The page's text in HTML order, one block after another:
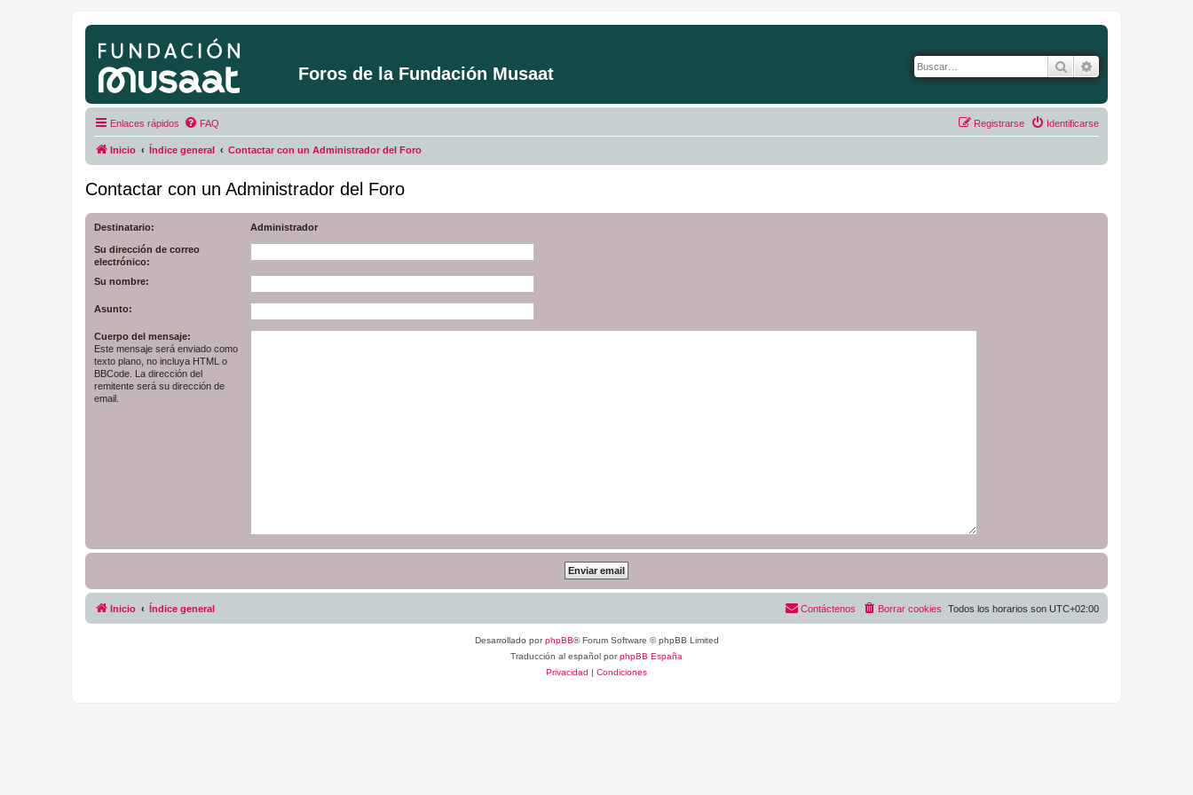
Foros de la Fundación Musaat Buscar
Enlaces rápidos FAQ Identificarse
Registrarse
Inicio Índice general Contactar con un Administrador del Foro
Contactar con un Administrador del Foro
Destinatario: Administrador
Su dirección de correo
electrónico:
Su nombre:
Asunto:
Cuerpo del mensaje:
Este mensaje será enviado como
texto plano, no incluya HTML o
BBCode. La dirección del
remitente será su dirección de
email.
Inicio Índice general Todos los horarios son UTC+02:00
Borrar cookies
Contáctenos
Desarrollado porphpBB® Forum Software © phpBB Limited
Traducción al español porphpBB España
Privacidad | Condiciones